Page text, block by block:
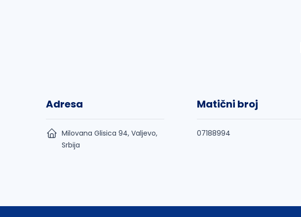
Adresa
Milovana Glisica 94, Valjevo,
Srbija
Matični broj
07188994